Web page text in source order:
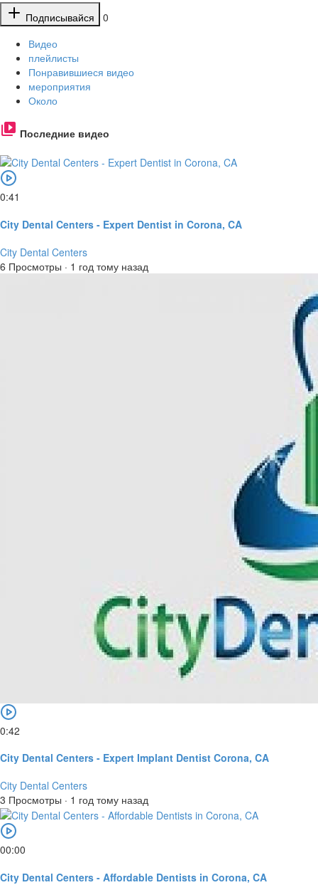
Подписывайся
0
Видео
плейлисты
Понравившиеся видео
мероприятия
Около
Последние видео
0:41
City Dental Centers - Expert Dentist in Corona, CA
City Dental Centers
6 Просмотры · 1 год тому назад
0:42
City Dental Centers - Expert Implant Dentist Corona, CA
City Dental Centers
3 Просмотры · 1 год тому назад
00:00
City Dental Centers - Affordable Dentists in Corona, CA